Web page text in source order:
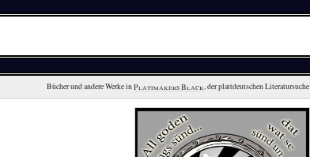
Bücher und andere Werke in Plattmakers Black, der plattdeutschen Literatursuche